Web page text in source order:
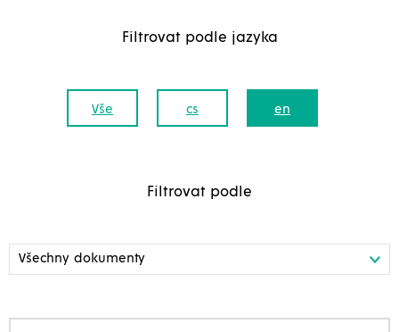
Filtrovat podle jazyka
Vše cs en
Filtrovat podle